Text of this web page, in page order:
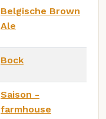
Belgische Brown
Ale
Bock
Saison -
farmhouse